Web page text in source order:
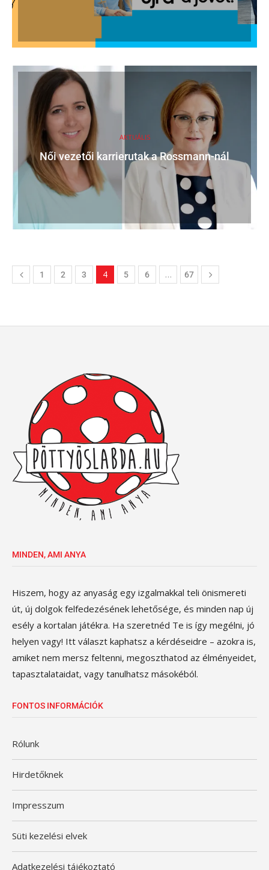
AKTUÁLIS
Női vezetői karrierutak a Rossmann-nál
1 2 3 4 5 6 … 67
MINDEN, AMI ANYA
Hiszem, hogy az anyaság egy izgalmakkal teli önismereti
út, új dolgok felfedezésének lehetősége, és minden nap új
esély a kortalan játékra. Ha szeretnéd Te is így megélni, jó
helyen vagy! Itt választ kaphatsz a kérdéseidre – azokra is,
amiket nem mersz feltenni, megoszthatod az élményeidet,
tapasztalataidat, vagy tanulhatsz másokéból.
FONTOS INFORMÁCIÓK
Rólunk
Hirdetőknek
Impresszum
Süti kezelési elvek
Adatkezelési tájékoztató